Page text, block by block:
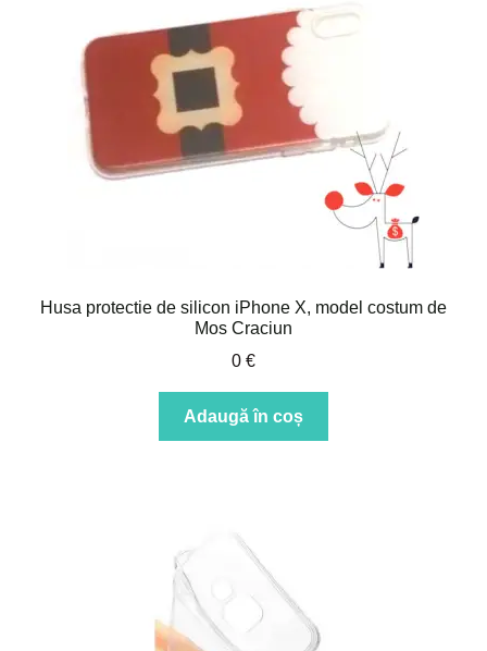
Husa protectie de silicon iPhone X, model costum de
Mos Craciun
0 €
Adaugă în coș